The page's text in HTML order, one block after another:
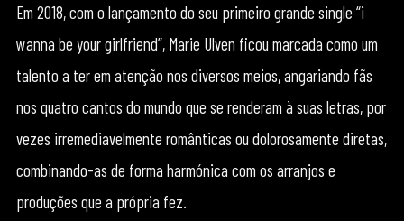
Em 2018, com o lançamento do seu primeiro grande single “i
wanna be your girlfriend”, Marie Ulven ficou marcada como um
talento a ter em atenção nos diversos meios, angariando fãs
nos quatro cantos do mundo que se renderam à suas letras, por
vezes irremediavelmente românticas ou dolorosamente diretas,
combinando-as de forma harmónica com os arranjos e
produções que a própria fez.